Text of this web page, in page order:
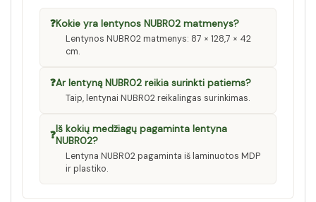
❓Kokie yra lentynos NUBR02 matmenys?
Lentynos NUBR02 matmenys: 87 × 128,7 × 42
cm.
❓Ar lentyną NUBR02 reikia surinkti patiems?
Taip, lentynai NUBR02 reikalingas surinkimas.
❓Iš kokių medžiagų pagaminta lentyna
NUBR02?
Lentyna NUBR02 pagaminta iš laminuotos MDP
ir plastiko.